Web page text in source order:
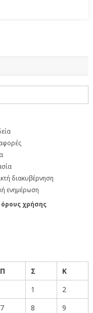
διακυβέρνηση
ενημέρωση
χρήσης
Π Σ
Κ
1
2
7 8
9